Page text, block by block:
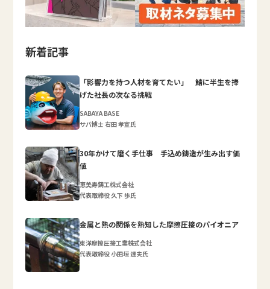
新着記事
「影響力を持つ人材を育てたい」 鯖に半生を捧
げた社長の次なる挑戦
SABAYA BASE
サバ博士 右田 孝宣氏
30年かけて磨く手仕事 手込め鋳造が生み出す価
値
恵美寿鋳工株式会社
代表取締役 久下 歩氏
金属と熱の関係を熟知した摩擦圧接のパイオニア
東洋摩擦圧接工業株式会社
代表取締役 小田垣 達夫氏